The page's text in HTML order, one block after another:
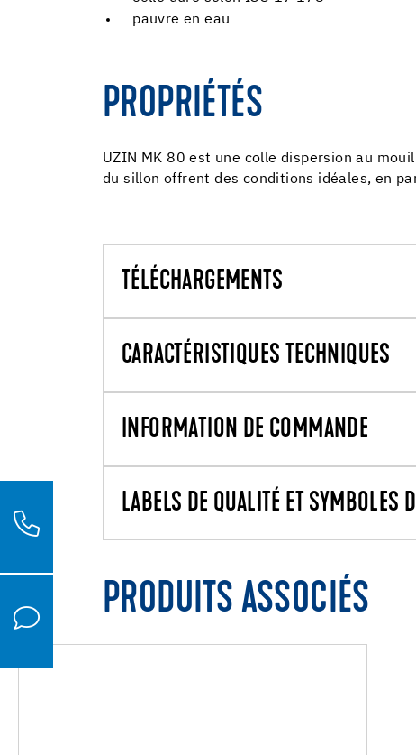
pauvre en eau
PROPRIÉTÉS
UZIN MK 80 est une colle dispersion au
du sillon offrent des conditions idéales, en
TÉLÉCHARGEMENTS
CARACTÉRISTIQUES TECHNIQUES
INFORMATION DE COMMANDE
LABELS DE QUALITÉ ET SYMBOLES
PRODUITS ASSOCIÉS